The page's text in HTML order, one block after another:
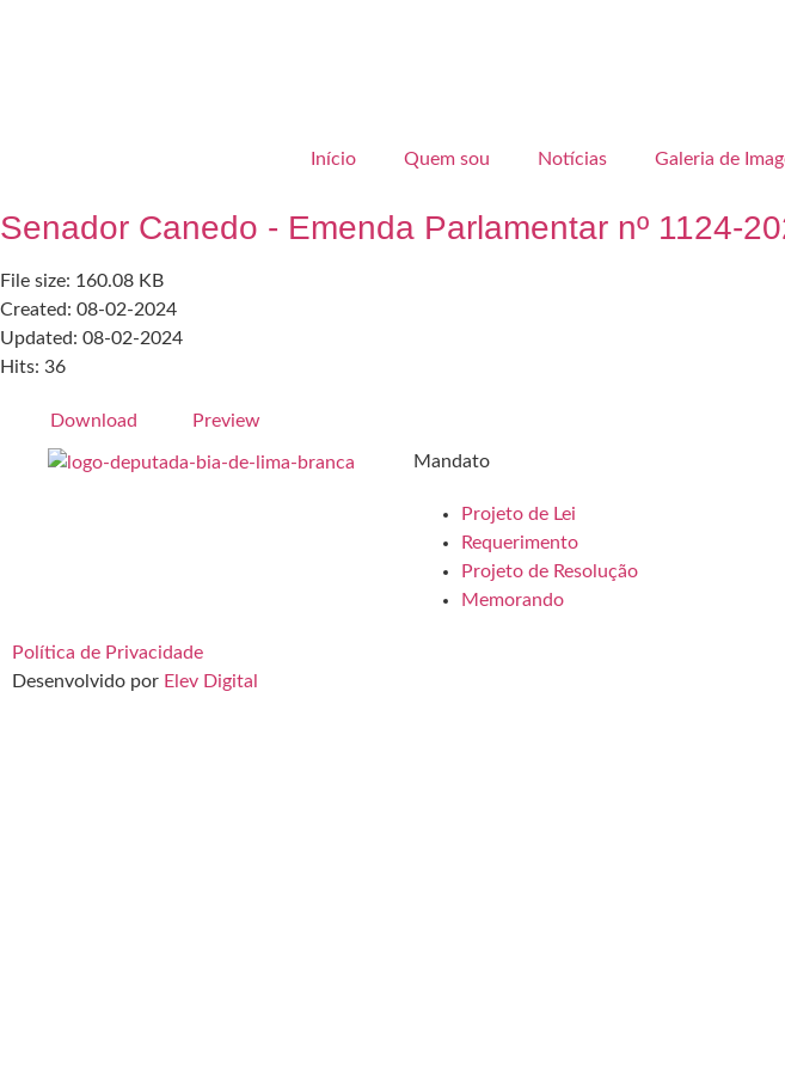
Início Quem sou Notícias Galeria de
Senador Canedo - Emenda Parlamentar nº 1124-
File size: 160.08 KB
Created: 08-02-2024
Updated: 08-02-2024
Hits: 36
Download Preview
Mandato
Projeto de Lei
Requerimento
Projeto de Resolução
Memorando
Política de Privacidade
Desenvolvido por Elev Digital